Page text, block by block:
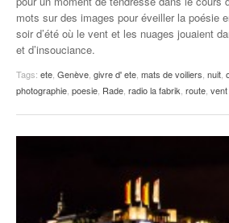
mots sur des images pour éveiller la poésie
soir d’été où le vent et les nuages jouaient
et d’insouciance.
Tags: ete Genève givre d' ete mats de voiliers nuit
photographie poesie Rade radio la fabrik route vent